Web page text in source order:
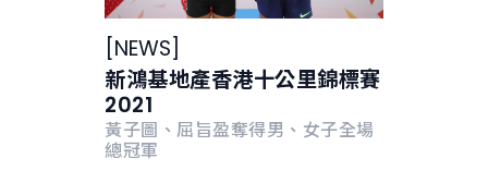
NEWS
新鴻基地產香港十公里錦標賽
2021
黃子圖、屈旨盈奪得男、女子全場
總冠軍